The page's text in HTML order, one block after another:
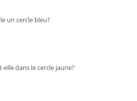
un cercle bleu?
elle dans le cercle jaune?